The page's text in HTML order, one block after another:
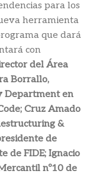
para los
herramienta
que dará
con
del Área
Borrallo,
Department en
Cruz Amado
&
de
de FIDE; Ignacio
nº10 de